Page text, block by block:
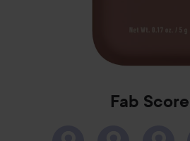
Fab